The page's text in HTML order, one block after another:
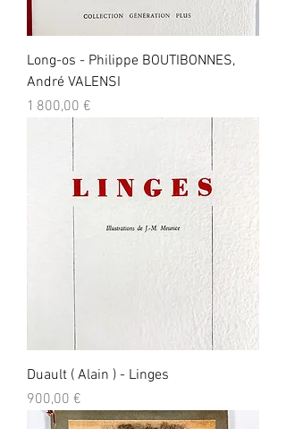
Long-os - Philippe BOUTIBONNES,
André VALENSI
Prix
1 800,00 €
Duault ( Alain ) - Linges
Prix
900,00 €